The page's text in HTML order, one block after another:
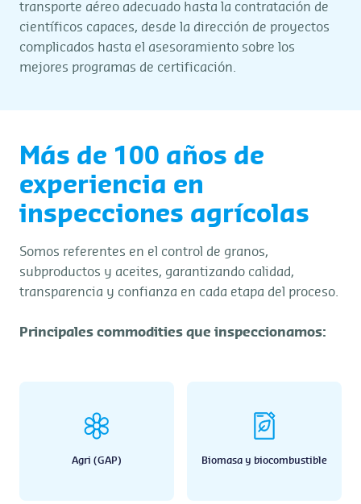
transporte aéreo adecuado hasta la contratación de
científicos capaces, desde la dirección de proyectos
complicados hasta el asesoramiento sobre los
mejores programas de certificación.
Más de 100 años de
experiencia en
inspecciones agrícolas
Somos referentes en el control de granos,
subproductos y aceites, garantizando calidad,
transparencia y confianza en cada etapa del proceso.
Principales commodities que inspeccionamos:
Agri (GAP) Biomasa y biocombustible